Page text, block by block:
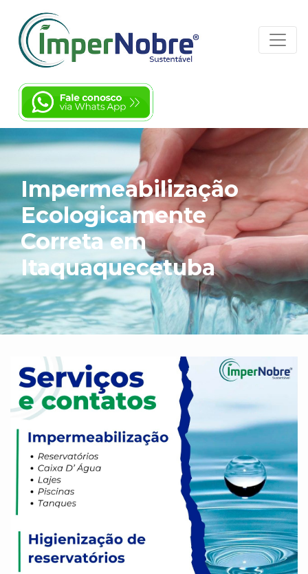
Impermeabilização
Ecologicamente
Correta em
Itaquaquecetuba